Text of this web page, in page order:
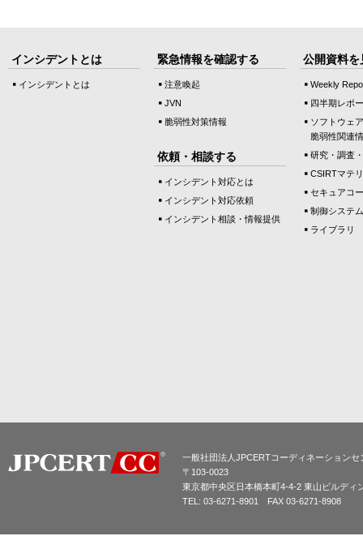
インシデントとは
インシデントとは
緊急情報を確認する
注意喚起
JVN
脆弱性対策情報
依頼・相談する
インシデント対応とは
インシデント対応依頼
インシデント相談・情報提供
公開資料を
Weekly
四半期レポ
ソフトウェ
脆弱性関連
研究・調査
CSIRTマテ
セキュアコ
制御システ
ライブラリ
一般社団法人JPCERTコーディネーションセ
〒103-0023
東京都中央区日本橋本町4-4-2 東山ビルディ
TEL: 03-6271-8901 FAX 03-6271-8908